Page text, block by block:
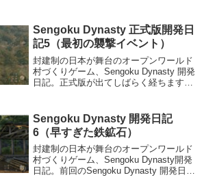
る）からの続きです。賞金稼ぎで...
Sengoku Dynasty 正式版開発日
記5（最初の襲撃イベント）
封建制の日本が舞台のオープンワールド
村づくりゲーム、Sengoku Dynasty 開発
日記。正式版が出てしばらく経ちます
撃に備える）からの続きです。食糧庫
の...
Sengoku Dynasty 開発日記
6（早すぎた鉄鉱石）
封建制の日本が舞台のオープンワールド
村づくりゲーム、Sengoku Dynasty開発
日記。前回のSengoku Dynasty 開発日記